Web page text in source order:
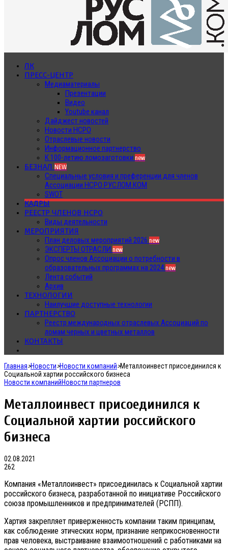
ЛК
ПРЕСС-ЦЕНТР
Медиаматериалы
Презентации
Видео
Youtube канал
Дайджест новостей
Новости НСРО
Отраслевые новости
Информационное партнерство
К 100-летию ломозаготовки new
БЕЗНАЛ NEW
Специальные условия и преференции для членов
Ассоциации НСРО РУСЛОМ.КОМ
SWOT
КАДРЫ
РЕЕСТР ЧЛЕНОВ НСРО
Виды деятельности
МЕРОПРИЯТИЯ
План деловых мероприятий 2026 new
ЭКСПЕРТЫ ОТРАСЛИ new
Опрос членов Ассоциации о потребности в
образовательных программах на 2024new
Лента событий
Архив
ТЕХНОЛОГИИ
Наилучшие доступные технологии
ПАРТНЕРСТВО
Реестр международных отраслевых Ассоциаций по
ломам черных и цветных металлов
КОНТАКТЫ
Главная>Новости>Новости компаний>Металлоинвест присоединился к
Социальной хартии российского бизнеса
Новости компанийНовости партнеров
Металлоинвест присоединился к
Социальной хартии российского
бизнеса
02.08.2021
262
Компания «Металлоинвест» присоединилась к Социальной хартии
российского бизнеса, разработанной по инициативе Российского
союза промышленников и предпринимателей (РСПП).
Хартия закрепляет приверженность компании таким принципам,
как соблюдение этических норм, признание неприкосновенности
прав человека, выстраивание взаимоотношений с работниками на